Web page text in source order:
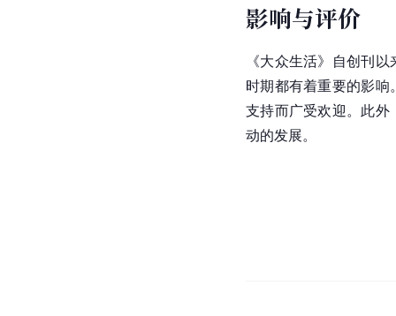
影响与评价
《大众生活》自创刊
时期都有着重要的影
支持而广受欢迎。此外
动的发展。